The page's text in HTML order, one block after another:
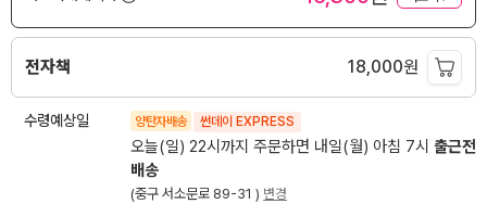
전자책 18,000원
수령예상일 양탄자배송 썬데이 EXPRESS
오늘(일) 22시까지 주문하면 내일(월) 아침 7시 출근전
배송
(중구 서소문로 89-31 ) 변경